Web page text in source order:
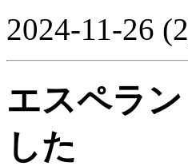
2024-11-26
エスペラ
した